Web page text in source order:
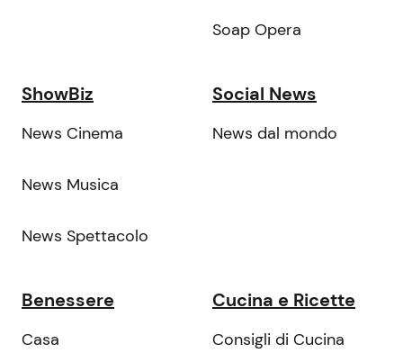
Soap Opera
ShowBiz
News Cinema
News Musica
News Spettacolo
Social News
News dal mondo
Benessere
Casa
Cucina e Ricette
Consigli di Cucina